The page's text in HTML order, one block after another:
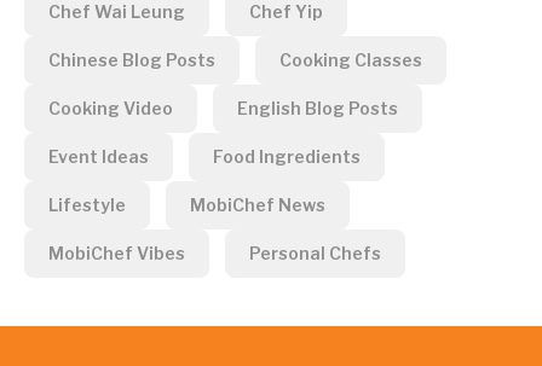
Chef Wai Leung Chef Yip
Chinese Blog Posts Cooking Classes
Cooking Video English Blog Posts
Event Ideas Food Ingredients
Lifestyle MobiChef News
MobiChef Vibes Personal Chefs